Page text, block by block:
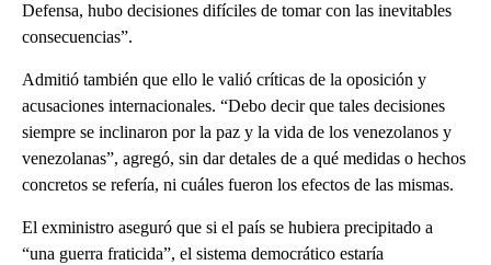
Defensa, hubo decisiones difíciles de tomar con las inevitables
consecuencias”.
Admitió también que ello le valió críticas de la oposición y
acusaciones internacionales. “Debo decir que tales decisiones
siempre se inclinaron por la paz y la vida de los venezolanos y
venezolanas”, agregó, sin dar detales de a qué medidas o hechos
concretos se refería, ni cuáles fueron los efectos de las mismas.
El exministro aseguró que si el país se hubiera precipitado a
“una guerra fraticida”, el sistema democrático estaría